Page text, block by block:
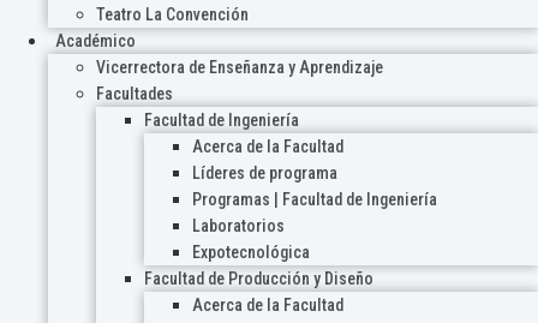
Teatro La Convención
Académico
Vicerrectora de Enseñanza y Aprendizaje
Facultades
Facultad de Ingeniería
Acerca de la Facultad
Líderes de programa
Programas | Facultad de Ingeniería
Laboratorios
Expotecnológica
Facultad de Producción y Diseño
Acerca de la Facultad